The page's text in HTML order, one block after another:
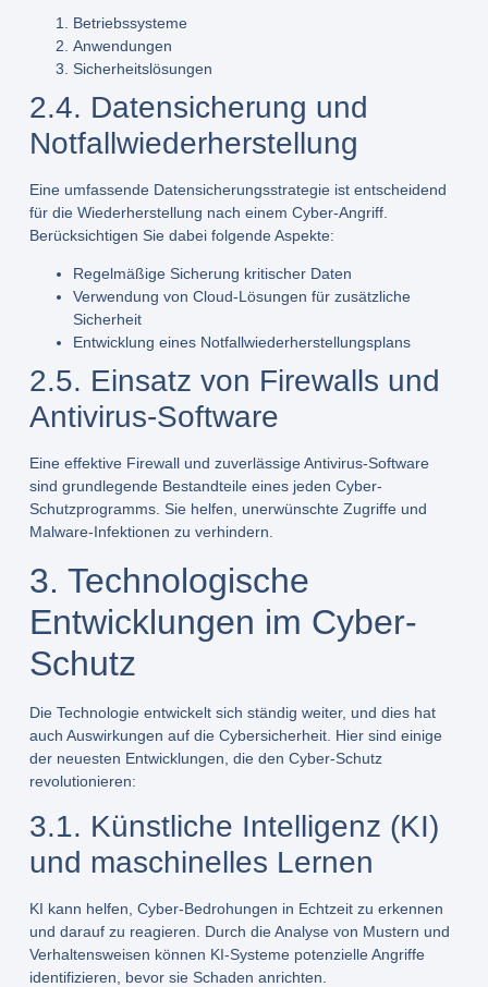
Betriebssysteme
Anwendungen
Sicherheitslösungen
2.4. Datensicherung und
Notfallwiederherstellung
Eine umfassende Datensicherungsstrategie ist entscheidend
für die Wiederherstellung nach einem Cyber-Angriff.
Berücksichtigen Sie dabei folgende Aspekte:
Regelmäßige Sicherung kritischer Daten
Verwendung von Cloud-Lösungen für zusätzliche
Sicherheit
Entwicklung eines Notfallwiederherstellungsplans
2.5. Einsatz von Firewalls und
Antivirus-Software
Eine effektive Firewall und zuverlässige Antivirus-Software
sind grundlegende Bestandteile eines jeden Cyber-
Schutzprogramms. Sie helfen, unerwünschte Zugriffe und
Malware-Infektionen zu verhindern.
3. Technologische
Entwicklungen im Cyber-
Schutz
Die Technologie entwickelt sich ständig weiter, und dies hat
auch Auswirkungen auf die Cybersicherheit. Hier sind einige
der neuesten Entwicklungen, die den Cyber-Schutz
revolutionieren:
3.1. Künstliche Intelligenz (KI)
und maschinelles Lernen
KI kann helfen, Cyber-Bedrohungen in Echtzeit zu erkennen
und darauf zu reagieren. Durch die Analyse von Mustern und
Verhaltensweisen können KI-Systeme potenzielle Angriffe
identifizieren, bevor sie Schaden anrichten.